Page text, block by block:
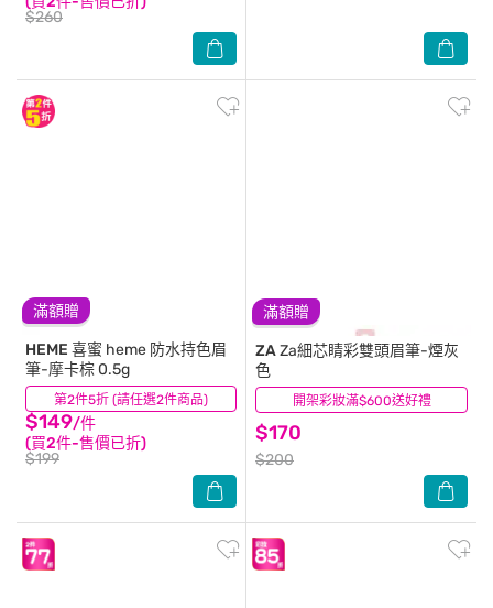
$260
滿額贈
第2件5折 (請任選2件商品)
HEME 喜蜜 heme 防水持色眉
筆-摩卡棕 0.5g
$149/件
(買2件-售價已折)
$199
(25)
滿額贈
開架彩妝滿$600送好禮
ZAZa細芯睛彩雙頭眉筆-煙灰
色
$170
$200
(20)